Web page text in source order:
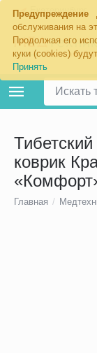
Предупреждение
обслуживания на
Продолжая его
куки (cookies)
Принять
Екатеринбург
коврик
Главная /